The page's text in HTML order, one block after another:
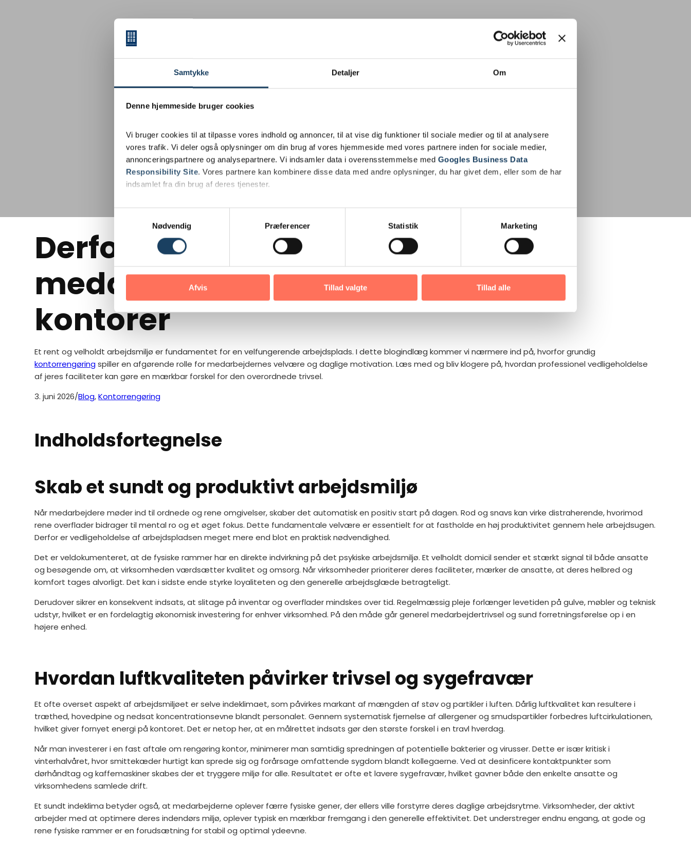
Samtykke Detaljer Om
Denne hjemmeside bruger cookies
Vi bruger cookies til at tilpasse vores indhold og annoncer, til at vise dig funktioner til sociale medier og til at analysere
vores trafik. Vi deler også oplysninger om din brug af vores hjemmeside med vores partnere inden for sociale medier,
annonceringspartnere og analysepartnere. Vi indsamler data i overensstemmelse med Googles Business Data
Responsibility Site. Vores partnere kan kombinere disse data med andre oplysninger, du har givet dem, eller som de har
indsamlet fra din brug af deres tjenester.
Se Cookie & Privatlivspolitikher
Nødvendig
Præferencer Statistik Marketing
Afvis Tillad valgte Tillad alle
Derfor er rengøring nøglen til
medarbejdertrivsel på moderne
kontorer
Et rent og velholdt arbejdsmiljø er fundamentet for en velfungerende arbejdsplads. I dette blogindlæg kommer vi nærmere ind på, hvorfor grundig
kontorrengøringspiller en afgørende rolle for medarbejdernes velvære og daglige motivation. Læs med og bliv klogere på, hvordan professionel vedligeholdelse
af jeres faciliteter kan gøre en mærkbar forskel for den overordnede trivsel.
3. juni 2026/Blog,Kontorrengøring
Indholdsfortegnelse
Skab et sundt og produktivt arbejdsmiljø
Når medarbejdere møder ind til ordnede og rene omgivelser, skaber det automatisk en positiv start på dagen. Rod og snavs kan virke distraherende, hvorimod
rene overflader bidrager til mental ro og et øget fokus. Dette fundamentale velvære er essentielt for at fastholde en høj produktivitet gennem hele arbejdsugen.
Derfor er vedligeholdelse af arbejdspladsen meget mere end blot en praktisk nødvendighed.
Det er veldokumenteret, at de fysiske rammer har en direkte indvirkning på det psykiske arbejdsmiljø. Et velholdt domicil sender et stærkt signal til både ansatte
og besøgende om, at virksomheden værdsætter kvalitet og omsorg. Når virksomheder prioriterer deres faciliteter, mærker de ansatte, at deres helbred og
komfort tages alvorligt. Det kan i sidste ende styrke loyaliteten og den generelle arbejdsglæde betragteligt.
Derudover sikrer en konsekvent indsats, at slitage på inventar og overflader mindskes over tid. Regelmæssig pleje forlænger levetiden på gulve, møbler og teknisk
udstyr, hvilket er en fordelagtig økonomisk investering for enhver virksomhed. På den måde går generel medarbejdertrivsel og sund forretningsførelse op i en
højere enhed.
Hvordan luftkvaliteten påvirker trivsel og sygefravær
Et ofte overset aspekt af arbejdsmiljøet er selve indeklimaet, som påvirkes markant af mængden af støv og partikler i luften. Dårlig luftkvalitet kan resultere i
træthed, hovedpine og nedsat koncentrationsevne blandt personalet. Gennem systematisk fjernelse af allergener og smudspartikler forbedres luftcirkulationen,
hvilket giver fornyet energi på kontoret. Det er netop her, at en målrettet indsats gør den største forskel i en travl hverdag.
Når man investerer i en fast aftale om rengøring kontor, minimerer man samtidig spredningen af potentielle bakterier og virusser. Dette er især kritisk i
vinterhalvåret, hvor smittekæder hurtigt kan sprede sig og forårsage omfattende sygdom blandt kollegaerne. Ved at desinficere kontaktpunkter som
dørhåndtag og kaffemaskiner skabes der et tryggere miljø for alle. Resultatet er ofte et lavere sygefravær, hvilket gavner både den enkelte ansatte og
virksomhedens samlede drift.
Et sundt indeklima betyder også, at medarbejderne oplever færre fysiske gener, der ellers ville forstyrre deres daglige arbejdsrytme. Virksomheder, der aktivt
arbejder med at optimere deres indendørs miljø, oplever typisk en mærkbar fremgang i den generelle effektivitet. Det understreger endnu engang, at gode og
rene fysiske rammer er en forudsætning for stabil og optimal ydeevne.